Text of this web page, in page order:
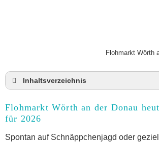
Flohmarkt Wörth
Inhaltsverzeichnis
für 2026
Anmeldung & Standgebühr auf
Online-Flohmarkt Wörth an der
Flohmarkt Wörth an der Donau
für 2026
Spontan auf Schnäppchenjagd oder